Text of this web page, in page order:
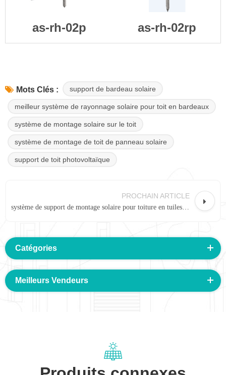
as-rh-02p as-rh-02rp
Mots Clés : support de bardeau solaire
meilleur système de rayonnage solaire pour toit en bardeaux
système de montage solaire sur le toit
système de montage de toit de panneau solaire
support de toit photovoltaïque
PROCHAIN ARTICLE
Catégories
Meilleurs Vendeurs